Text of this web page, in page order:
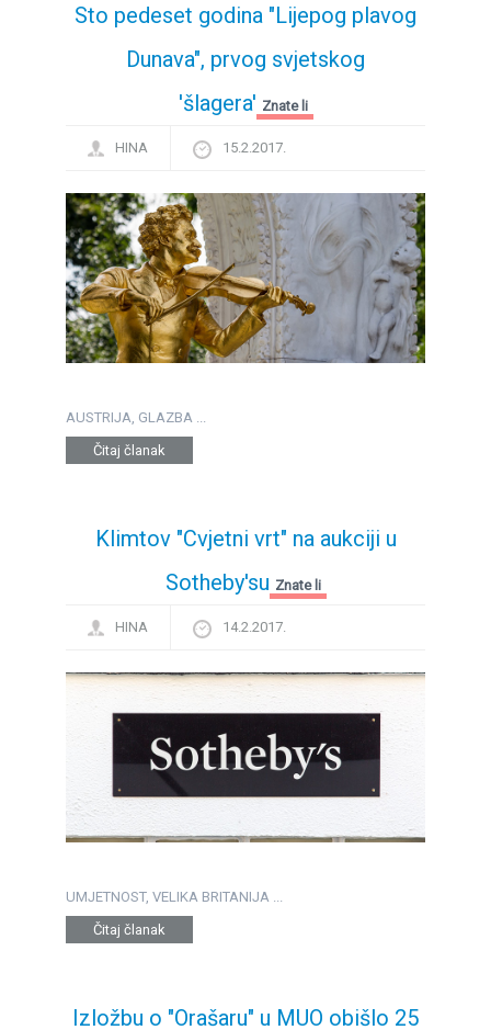
Sto pedeset godina "Lijepog plavog
Dunava", prvog svjetskog
'šlagera' Znate li
HINA 15.2.2017.
AUSTRIJA, GLAZBA ...
Čitaj članak
Klimtov "Cvjetni vrt" na aukciji u
Sotheby'su Znate li
HINA 14.2.2017.
UMJETNOST, VELIKA BRITANIJA ...
Čitaj članak
Izložbu o "Orašaru" u MUO obišlo 25